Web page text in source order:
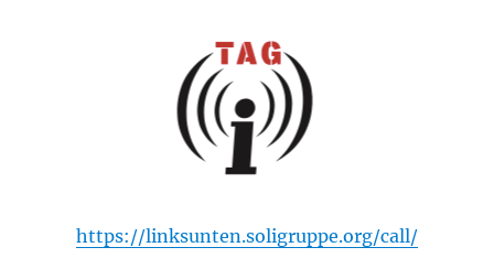
https://linksunten.soligruppe.org/call/